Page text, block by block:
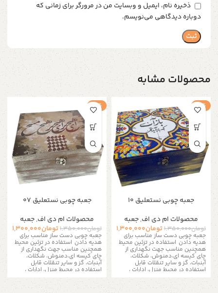
ذخیره نام، ایمیل و وبسایت من در مرورگر برای زمانی که
دوباره دیدگاهی می‌نویسم.
محصولات مشابه
-4%
جعبه چوبی نستعلیق 10
محصولات ام دی اف,جعبه
تومان1,350,000تومان1,300,000
جعبه چوبی دست ساز مناسب برای
هدیه دادن استفاده در تزئین محیط
همچنین مناسب جهت نگهداری از
چای کیسه ای،دمنوش، شکلات،
آبنبات، گز و سایر تنقلات قابل
استفاده در محیط منزل، ادارات ،
کافی شاپ ها و مناسب برای نظم
دادن به زیور آلات و لوازم ریز است
-4%
جعبه چوبی نستعلیق 07
محصولات ام دی اف,جعبه
تومان1,350,000تومان1,300,000
جعبه چوبی دست ساز مناسب برای
هدیه دادن استفاده در تزئین محیط
همچنین مناسب جهت نگهداری از
چای کیسه ای،دمنوش، شکلات،
آبنبات، گز و سایر تنقلات قابل
استفاده در محیط منزل، ادارات ،
کافی شاپ ها و مناسب برای نظم
دادن به زیور آلات و لوازم ریز است